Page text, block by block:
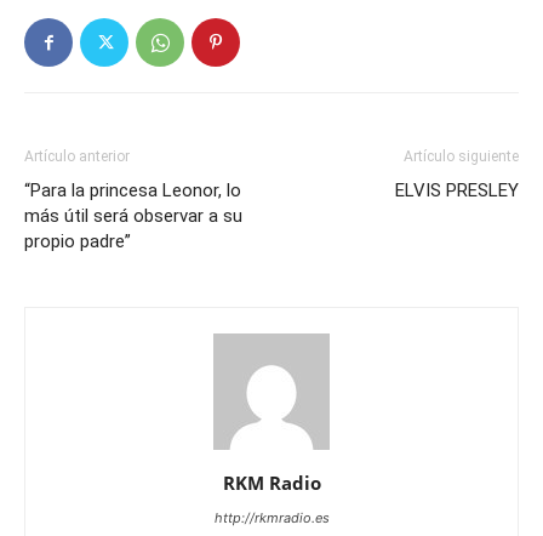
Artículo anterior
“Para la princesa Leonor, lo
más útil será observar a su
propio padre”
Artículo siguiente
ELVIS PRESLEY
RKM Radio
http://rkmradio.es